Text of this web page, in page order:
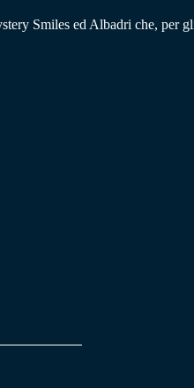
Smiles ed Albadri che, per